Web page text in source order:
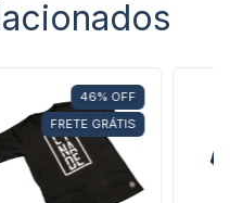
46% OFF
FRETE GRÁTIS